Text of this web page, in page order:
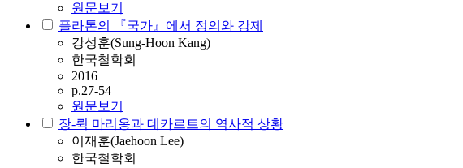
원문보기
플라톤의 『국가』에서 정의와 강제
강성훈(Sung-Hoon Kang)
한국철학회
2016
p.27-54
원문보기
장-뤽 마리옹과 데카르트의 역사적 상황
이재훈(Jaehoon Lee)
한국철학회